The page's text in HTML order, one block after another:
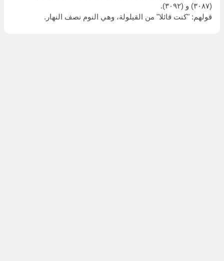
(٣٠٨٧) و (٣٠٩٢).
قولهم: "كنت قائلا" من القيلولة، وهي النوم نصف النهار.